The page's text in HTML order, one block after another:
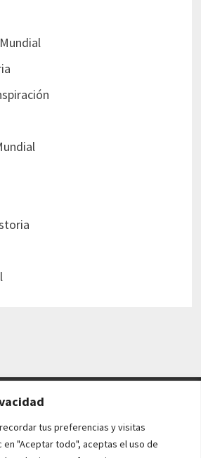
tus preferencias y visitas
en "Aceptar todo", aceptas el uso de